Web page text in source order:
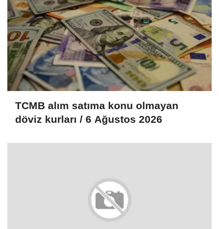
TCMB alım satıma konu olmayan
döviz kurları / 6 Ağustos 2026